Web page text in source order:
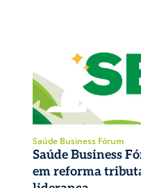
Saúde Business Fórum
Saúde Business
em reforma